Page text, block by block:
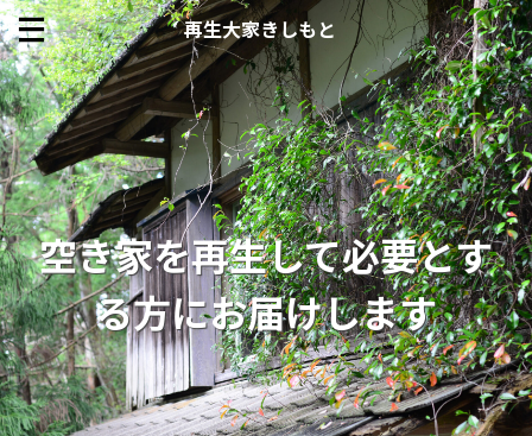
再生大家きしもと
空き家を再生して必要とす
る方にお届けします